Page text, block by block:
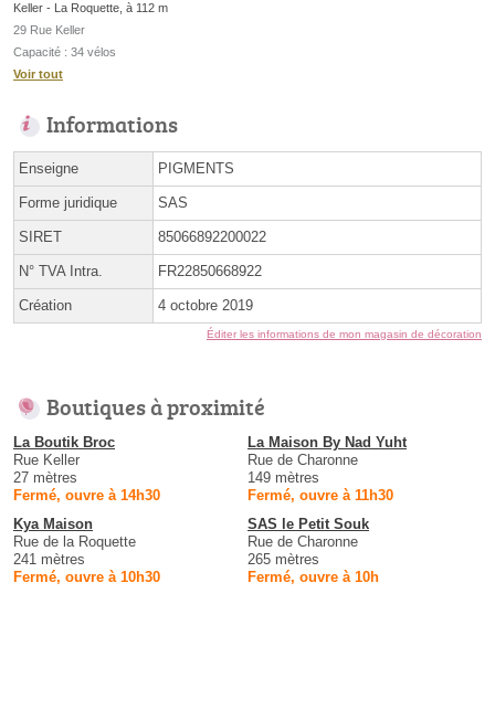
Keller - La Roquette, à 112 m
29 Rue Keller
Capacité : 34 vélos
Voir tout
Informations
Enseigne PIGMENTS
Forme juridique SAS
SIRET 85066892200022
N° TVA Intra. FR22850668922
Création 4 octobre 2019
Éditer les informations de mon magasin de décoration
Boutiques à proximité
La Boutik Broc
Rue Keller
27 mètres
Fermé, ouvre à 14h30
La Maison By Nad Yuht
Rue de Charonne
149 mètres
Fermé, ouvre à 11h30
Kya Maison
Rue de la Roquette
241 mètres
Fermé, ouvre à 10h30
SAS le Petit Souk
Rue de Charonne
265 mètres
Fermé, ouvre à 10h